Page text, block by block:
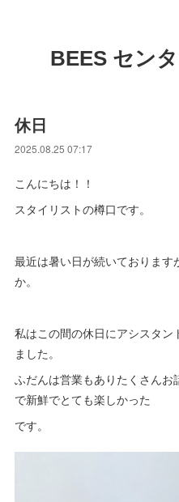
BEES セン
休日
2025.08.25 07:17
こんにちは！！
スタイリストの樽口です。
最近は暑い日が続いております
か。
私はこの間の休日にアシスタン
ました。
ふだんは営業もありたくさん
で新鮮でとても楽しかった
です。